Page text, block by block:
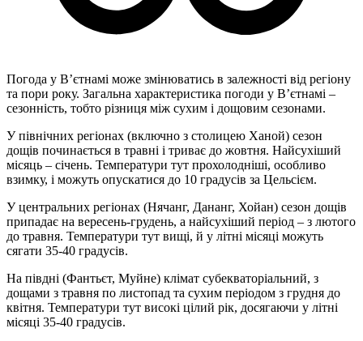
Погода у В’єтнамі може змінюватись в залежності від регіону
та пори року. Загальна характеристика погоди у В’єтнамі –
сезонність, тобто різниця між сухим і дощовим сезонами.
У північних регіонах (включно з столицею Ханой) сезон
дощів починається в травні і триває до жовтня. Найсухіший
місяць – січень. Температури тут прохолодніші, особливо
взимку, і можуть опускатися до 10 градусів за Цельсієм.
У центральних регіонах (Нячанг, Дананг, Хойан) сезон дощів
припадає на вересень-грудень, а найсухіший період – з лютого
до травня. Температури тут вищі, й у літні місяці можуть
сягати 35-40 градусів.
На півдні (Фантьєт, Муйне) клімат субекваторіальний, з
дощами з травня по листопад та сухим періодом з грудня до
квітня. Температури тут високі цілий рік, досягаючи у літні
місяці 35-40 градусів.